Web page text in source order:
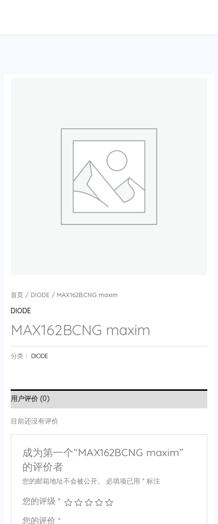
首页/ DIODE/ MAX162BCNG maxim
DIODE
MAX162BCNG maxim
分类： DIODE
用户评价 (0)
目前还没有评价
成为第一个“MAX162BCNG maxim”
的评价者
您的邮箱地址不会被公开。 必填项已用 *标注
您的评级 *
您的评价 *